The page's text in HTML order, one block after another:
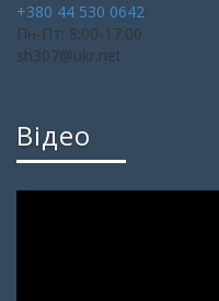
+380 44 530 0642
Пн-Пт: 8:00-17:00
sh307@ukr.net
Відео